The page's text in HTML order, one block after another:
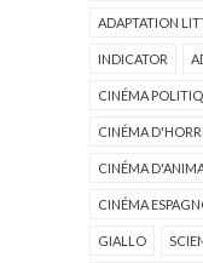
ADAPTATION
INDICATOR
CINÉMA
CINÉMA
CINÉMA
CINÉMA
GIALLO